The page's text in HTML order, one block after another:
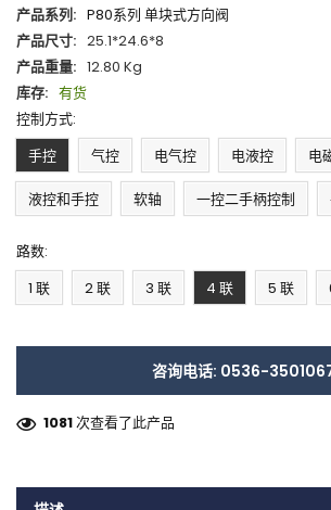
产品系列: P80系列 单块式方向阀
产品尺寸: 25.1*24.6*8
产品重量: 12.80 Kg
库存: 有货
控制方式:
手控
气控 电气控 电液控 电
液控和手控 软轴 一控二手柄控制
路数:
1 联
2 联 3 联 4 联 5 联
咨询电话: 0536-
1081次查看了此产品